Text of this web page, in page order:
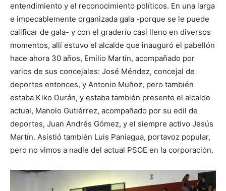
entendimiento y el reconocimiento políticos. En una larga
e impecablemente organizada gala -porque se le puede
calificar de gala- y con el graderío casi lleno en diversos
momentos, allí estuvo el alcalde que inauguró el pabellón
hace ahora 30 años, Emilio Martín, acompañado por
varios de sus concejales: José Méndez, concejal de
deportes entonces, y Antonio Muñoz, pero también
estaba Kiko Durán, y estaba también presente el alcalde
actual, Manolo Gutiérrez, acompañado por su edil de
deportes, Juan Andrés Gómez, y el siempre activo Jesús
Martín. Asistió también Luis Paniagua, portavoz popular,
pero no vimos a nadie del actual PSOE en la corporación.